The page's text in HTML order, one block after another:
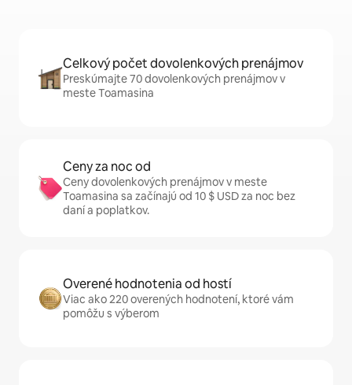
Celkový počet dovolenkových prenájmov
Preskúmajte 70 dovolenkových prenájmov v
meste Toamasina
Ceny za noc od
Ceny dovolenkových prenájmov v meste
Toamasina sa začínajú od 10 $ USD za noc bez
daní a poplatkov.
Overené hodnotenia od hostí
Viac ako 220 overených hodnotení, ktoré vám
pomôžu s výberom